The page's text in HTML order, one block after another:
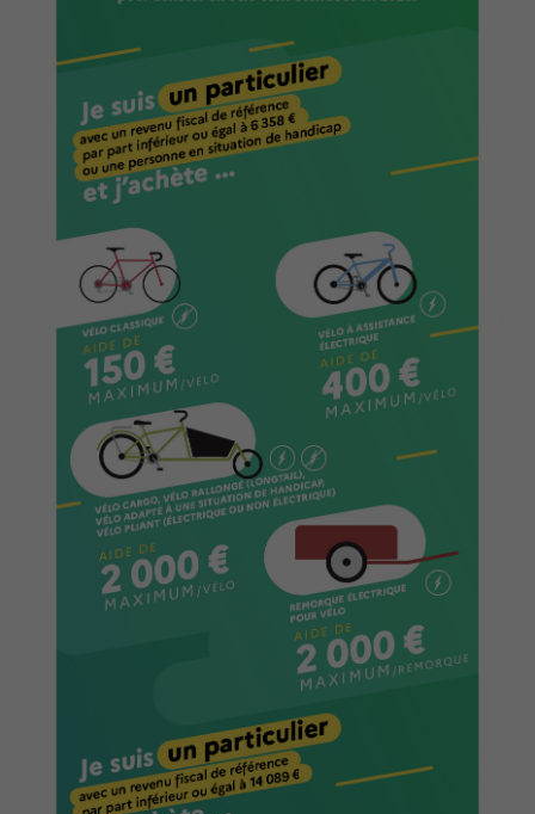
Action Sociale Solidarité
Environnement cadre de